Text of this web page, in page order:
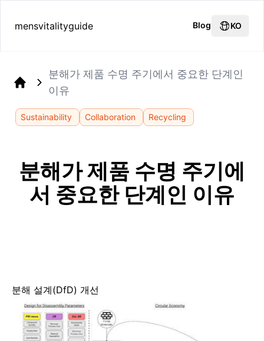
mensvitalityguide Blog KO
분해가 제품 수명 주기에서 중요한 단계인
이유
Sustainability Collaboration Recycling
분해가 제품 수명 주기에
서 중요한 단계인 이유
분해 설계(DfD) 개선